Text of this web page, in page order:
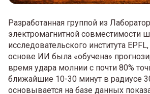
Разработанная группой из
электромагнитной совместимости
исследовательского института
основе ИИ была «обучена»
время удара молнии с почти 80%
ближайшие 10-30 минут в радиусе
основывается на базе данных